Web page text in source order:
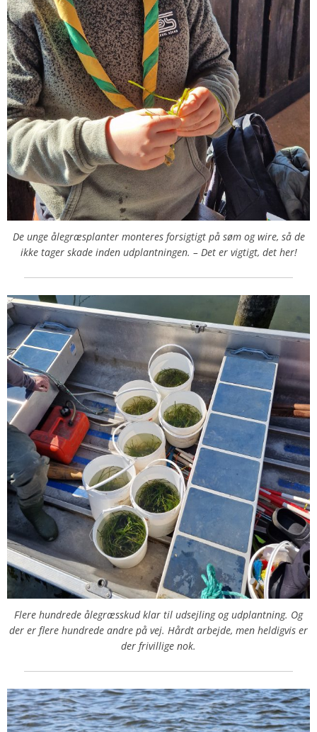
De unge ålegræsplanter monteres forsigtigt på søm og wire, så de
ikke tager skade inden udplantningen. – Det er vigtigt, det her!
Flere hundrede ålegræsskud klar til udsejling og udplantning. Og
der er flere hundrede andre på vej. Hårdt arbejde, men heldigvis er
der frivillige nok.